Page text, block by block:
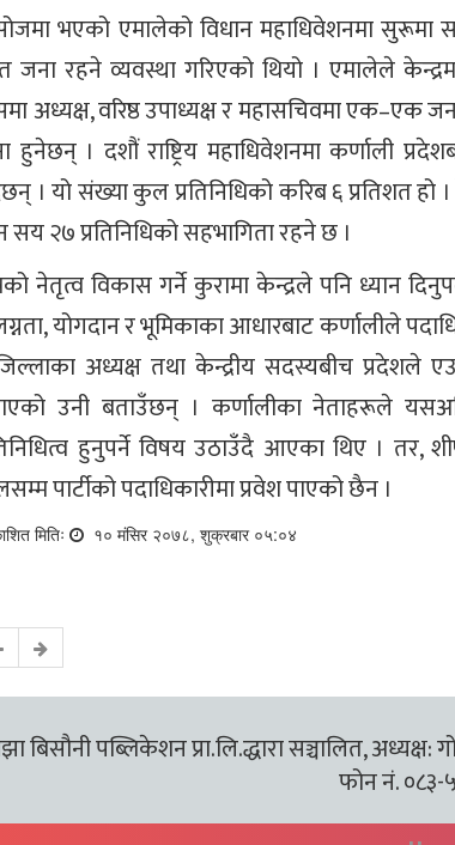
भएको एमालेको विधान महाधिवेशनमा सुरूमा
जना रहने व्यवस्था गरिएको थियो । एमालेले
अध्यक्ष, वरिष्ठ उपाध्यक्ष र महासचिवमा एक–एक
हुनेछन् । दशौं राष्ट्रिय महाधिवेशनमा कर्णाली
। यो संख्या कुल प्रतिनिधिको करिब ६ प्रतिशत
सय २७ प्रतिनिधिको सहभागिता रहने छ ।
नेतृत्व विकास गर्ने कुरामा केन्द्रले पनि ध्यान
योगदान र भूमिकाका आधारबाट कर्णालीले
अध्यक्ष तथा केन्द्रीय सदस्यबीच प्रदेशले
उनी बताउँछन् । कर्णालीका नेताहरूले
हुनुपर्ने विषय उठाउँदै आएका थिए । तर,
पार्टीको पदाधिकारीमा प्रवेश पाएको छैन ।
मितिः १० मंसिर २०७८, शुक्रबार ०५:०४
बिसौनी पब्लिकेशन प्रा.लि.द्धारा सञ्चालित, अध्यक्ष:
फोन नं. ०८३-